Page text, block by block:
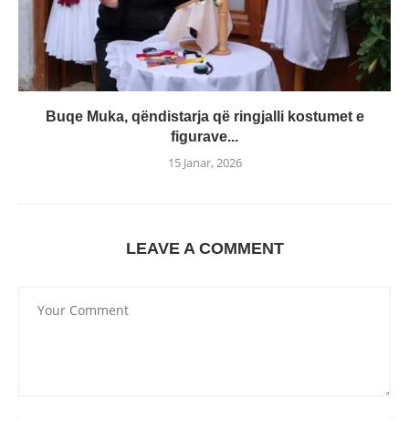
Buqe Muka, qëndistarja që ringjalli kostumet e
figurave...
15 Janar, 2026
LEAVE A COMMENT